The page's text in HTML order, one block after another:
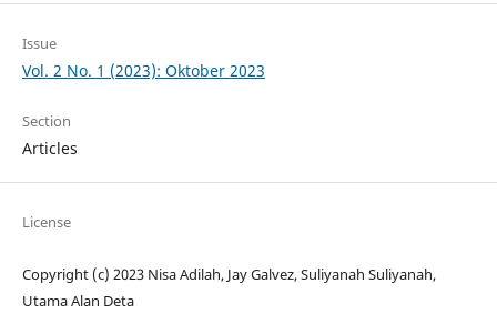
Issue
Vol. 2 No. 1 (2023): Oktober 2023
Section
Articles
License
Copyright (c) 2023 Nisa Adilah, Jay Galvez, Suliyanah Suliyanah,
Utama Alan Deta